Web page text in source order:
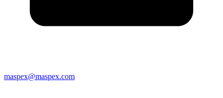
maspex@maspex.com